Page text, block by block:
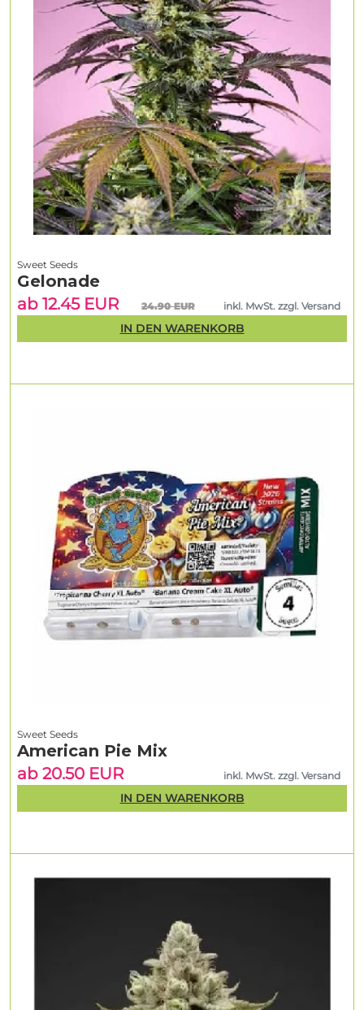
Sweet Seeds
American Pie Mix
ab 20.50 EUR
inkl. MwSt. zzgl. Versand
IN DEN WARENKORB
Sweet Seeds
Gelonade
ab 12.45 EUR
24.90 EUR inkl. MwSt. zzgl. Versand
IN DEN WARENKORB